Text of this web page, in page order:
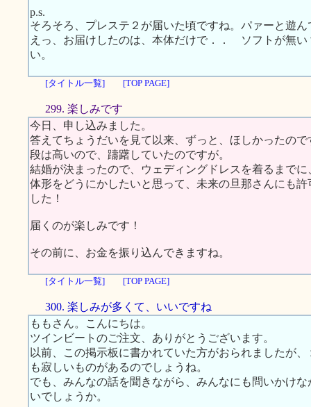
p.s.
そろそろ、プレステ２が届いた頃ですね。パァーと遊ん
えっ、お届けしたのは、本体だけで．． ソフトが
い。
[タイトル一覧] [TOP PAGE]
299. 楽しみです
今日、申し込みました。
答えてちょうだいを見て以来、ずっと、ほしかったの
段は高いので、躊躇していたのですが。
結婚が決まったので、ウェディングドレスを着るまでに
体形をどうにかしたいと思って、未来の旦那さんにも
した！
届くのが楽しみです！
その前に、お金を振り込んできますね。
[タイトル一覧] [TOP PAGE]
300. 楽しみが多くて、いいですね
ももさん。こんにちは。
ツインビートのご注文、ありがとうございます。
以前、この掲示板に書かれていた方がおられましたが
も寂しいものがあるのでしょうね。
でも、みんなの話を聞きながら、みんなにも問いかけ
いでしょうか。